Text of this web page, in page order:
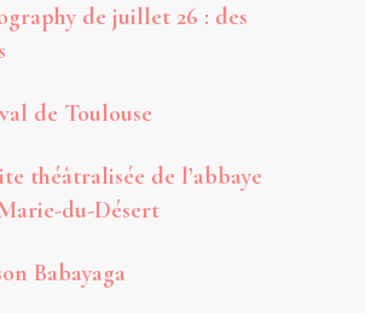
de juillet 26 : des
de Toulouse
théâtralisée de l’abbaye
du-Désert
Babayaga